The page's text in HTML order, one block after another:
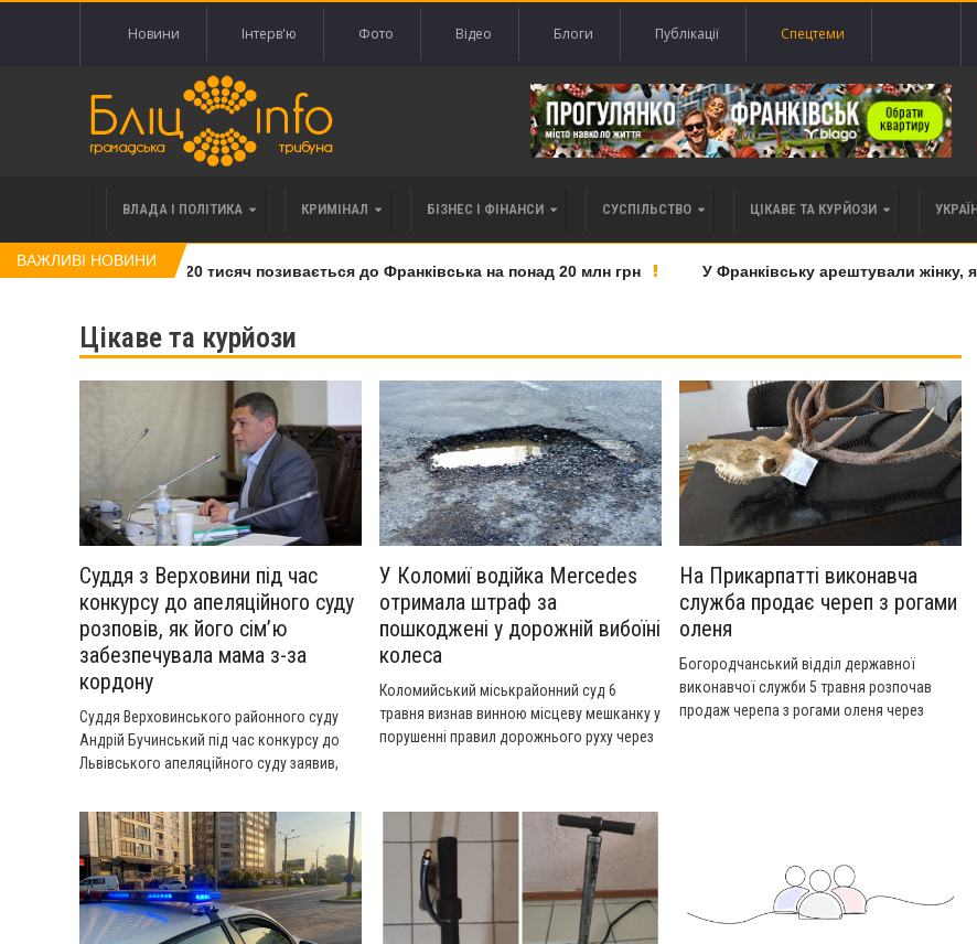
Новини Інтерв'ю Фото Відео Блоги Публікації Спецтеми
ВЛАДА І ПОЛІТИКА КРИМІНАЛ БІЗНЕС І ФІНАНСИ СУСПІЛЬСТВО ЦІКАВЕ ТА КУРЙОЗИ
ВАЖЛИВІ НОВИНИ
права вимоги за 120 тисяч позивається до Франківська на понад 20 млн грн У Франківську арештували жінку,
Цікаве та курйози
Суддя з Верховини під час
конкурсу до апеляційного суду
розповів, як його сім’ю
забезпечувала мама з-за
кордону
Суддя Верховинського районного суду
Андрій Бучинський під час конкурсу до
Львівського апеляційного суду заявив,
на 6 400 грн на місяць, а більшість витрат
покривала його мати, яка перебувала за
кордоном.
У Коломиї водійка Mercedes
отримала штраф за
пошкоджені у дорожній вибоїні
колеса
Коломийський міськрайонний суд 6
травня визнав винною місцеву мешканку у
порушенні правил дорожнього руху через
На Прикарпатті виконавча
служба продає череп з рогами
оленя
Богородчанський відділ державної
виконавчої служби 5 травня розпочав
продаж черепа з рогами оленя через